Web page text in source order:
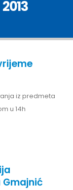
iz predmeta
u 14h
Gmajnić